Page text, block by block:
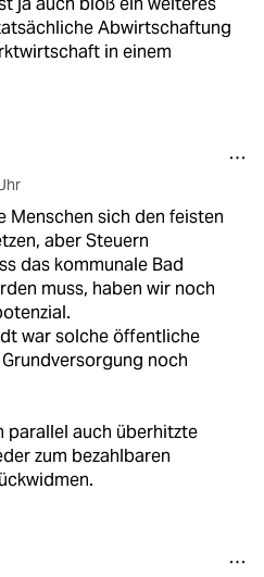
Abwirtschaftung
in einem
Menschen sich den feisten
aber Steuern
das kommunale Bad
muss, haben wir noch
war solche öffentliche
noch
parallel auch überhitzte
zum bezahlbaren